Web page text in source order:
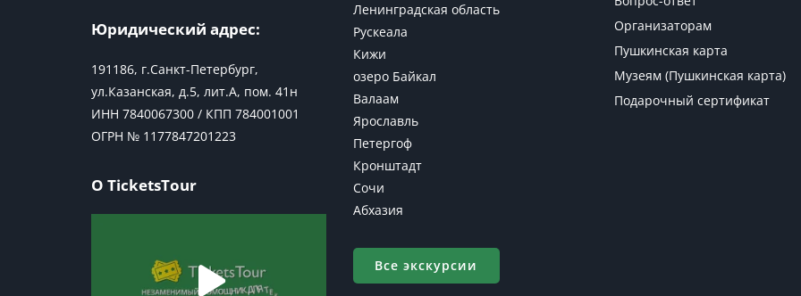
Юридический адрес:
191186, г.Санкт-Петербург,
ул.Казанская, д.5, лит.А, пом. 41н
ИНН 7840067300 / КПП 784001001
ОГРН № 1177847201223
О TicketsTour
Ленинградская область
Рускеала
Кижи
озеро Байкал
Валаам
Ярославль
Петергоф
Кронштадт
Сочи
Абхазия
Все экскурсии
Организаторам
Пушкинская карта
Музеям (Пушкинская карта)
Подарочный сертификат